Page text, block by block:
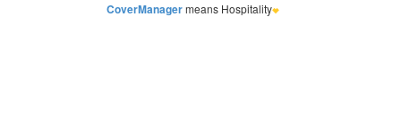
CoverManagermeans Hospitality